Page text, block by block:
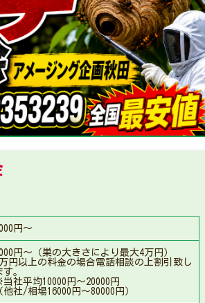
円～
円～（巣の大きさにより最大4万円）
円以上の料金の場合電話相談の上割引致し
す。
社平均10000円〜20000円
他社/相場16000円〜80000円）